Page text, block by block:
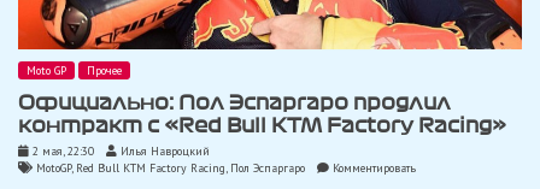
Moto GP Прочее
Официально: Пол Эспаргаро продлил
контракт с «Red Bull KTM Factory Racing»
2 мая, 22:30
Илья Навроцкий
MotoGP, Red Bull KTM Factory Racing, Пол Эспаргаро Комментироватьon